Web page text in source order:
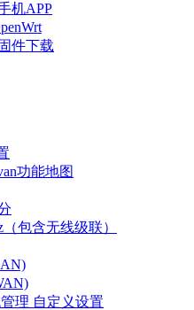
机APP
固件下载
功能地图
包含无线级联）
理 自定义设置